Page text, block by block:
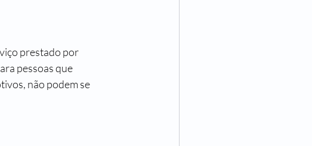
prestado por
pessoas que
não podem se